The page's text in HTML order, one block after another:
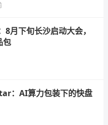
月下旬长沙启动大会，
包
：AI算力包装下的快盘